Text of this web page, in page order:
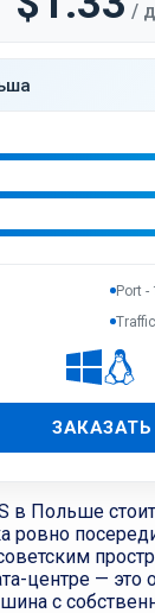
/
Port -
ЗАКАЗАТЬ
в Польше
ровно
центре — это
с